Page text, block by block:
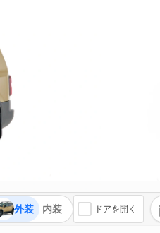
外装 内装 ドアを開く